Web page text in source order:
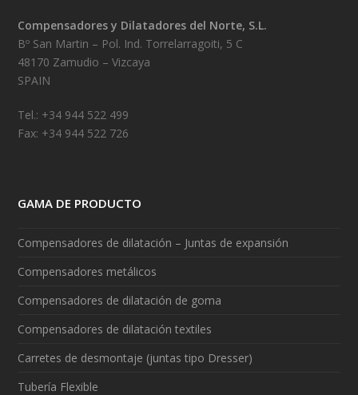
Compensadores y Dilatadores del Norte, S.L.
Bº San Martin – Pol. Ind. Torrelarragoiti, 5 C
48170 Zamudio – Vizcaya
SPAIN
Tel.: +34 944 522 499
Fax: +34 944 522 726
GAMA DE PRODUCTO
Compensadores de dilatación – Juntas de expansión
Compensadores metálicos
Compensadores de dilatación de goma
Compensadores de dilatación textiles
Carretes de desmontaje (juntas tipo Dresser)
Tubería Flexible